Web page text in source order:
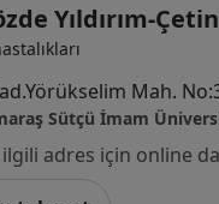
Yıldırım-Çetin